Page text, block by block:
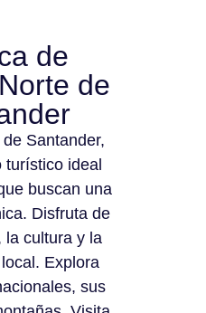
de
de
Santander,
turístico ideal
buscan una
Disfruta de
la cultura y la
Explora
sus